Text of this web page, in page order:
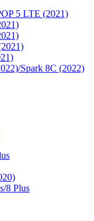
5 LTE (2021)
Spark 8C (2022)
8 Plus